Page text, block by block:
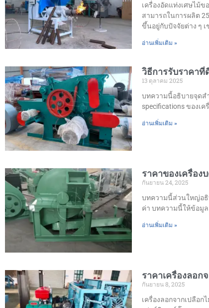
เครื่องอัดแท่งเศษไม้
สามารถในการผลิต
ขึ้นอยู่กับปัจจัยต่าง ๆ
อ่านเพิ่มเติม »
วิธีการรับราคา
13 ตุลาคม 2025
บทความนี้อธิบายจุดส
specifications ของเ
อ่านเพิ่มเติม »
ราคาของเครื่อง
กันยายน 24, 2025
บทความนี้ส่วนใหญ่อธิ
ค่า บทความนี้ให้ข้อมู
อ่านเพิ่มเติม »
ราคาเครื่องลอก
กันยายน 8, 2025
เครื่องลอกจากเปลือ